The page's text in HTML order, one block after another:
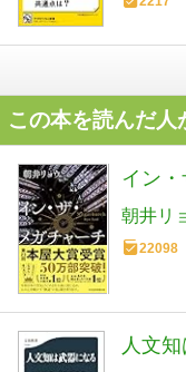
この本を読んだ人
イン
朝井リ
22098
人文